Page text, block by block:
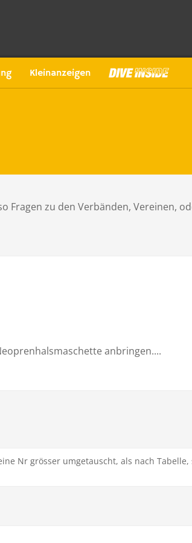
Kleinanzeigen
Fragen zu den Verbänden, Vereinen,
anbringen....
Nr grösser umgetauscht, als nach